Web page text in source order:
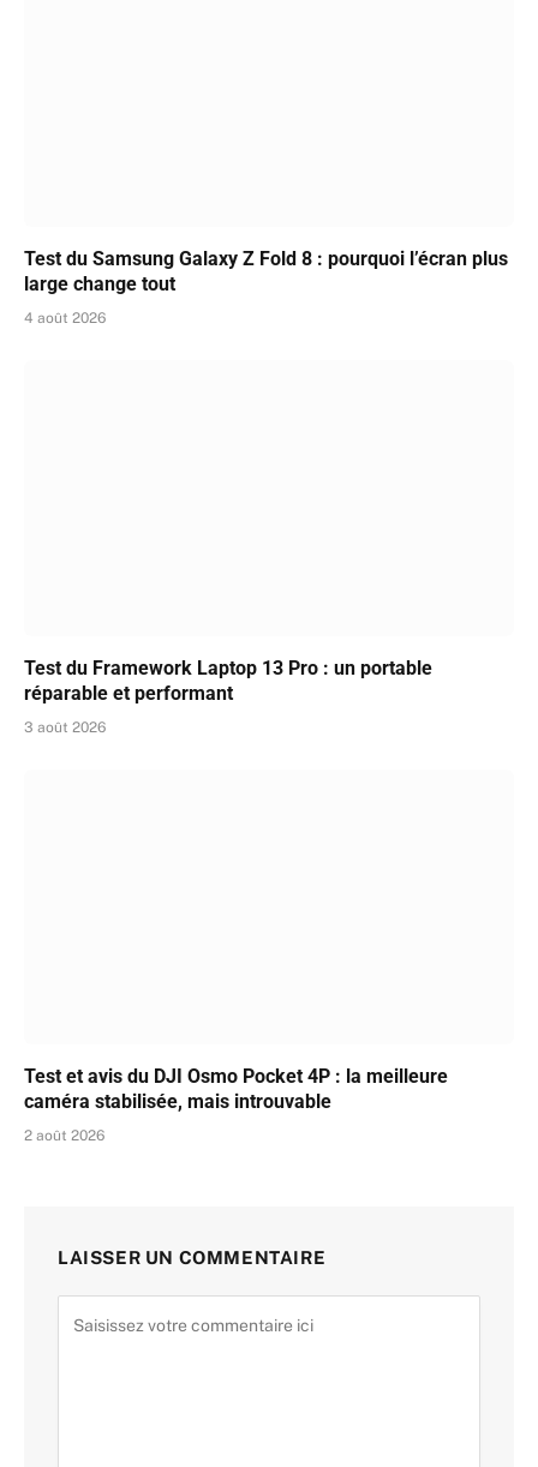
Test du Samsung Galaxy Z Fold 8 : pourquoi l’écran plus
large change tout
4 août 2026
Test du Framework Laptop 13 Pro : un portable
réparable et performant
3 août 2026
Test et avis du DJI Osmo Pocket 4P : la meilleure
caméra stabilisée, mais introuvable
2 août 2026
LAISSER UN COMMENTAIRE